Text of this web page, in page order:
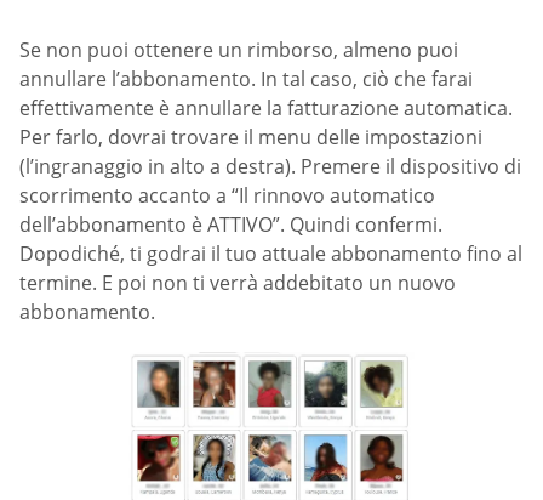
Se non puoi ottenere un rimborso, almeno puoi
annullare l’abbonamento. In tal caso, ciò che farai
effettivamente è annullare la fatturazione automatica.
Per farlo, dovrai trovare il menu delle impostazioni
(l’ingranaggio in alto a destra). Premere il dispositivo di
scorrimento accanto a “Il rinnovo automatico
dell’abbonamento è ATTIVO”. Quindi confermi.
Dopodiché, ti godrai il tuo attuale abbonamento fino al
termine. E poi non ti verrà addebitato un nuovo
abbonamento.